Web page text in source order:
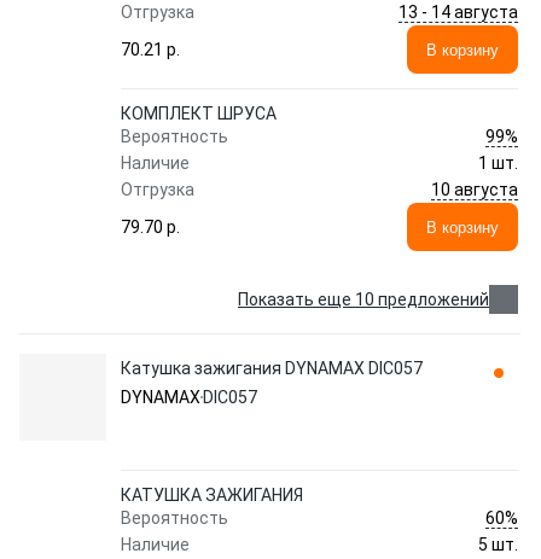
Отгрузка
13 - 14 августа
70.21 p.
В корзину
КОМПЛЕКТ ШРУСА
Вероятность
99%
Наличие
1 шт.
Отгрузка
10 августа
79.70 p.
В корзину
Показать еще 10 предложений
Катушка зажигания DYNAMAX DIC057
DYNAMAX DIC057
КАТУШКА ЗАЖИГАНИЯ
Вероятность
60%
Наличие
5 шт.